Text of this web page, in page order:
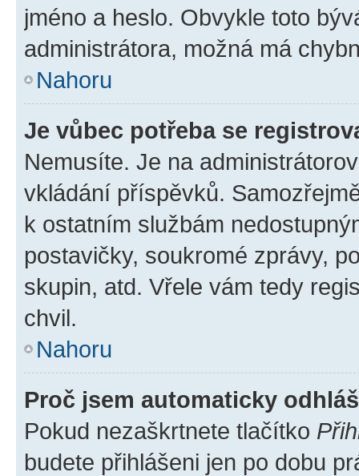
jméno a heslo. Obvykle toto
administrátora, možná má
Nahoru
Je vůbec potřeba se
Nemusíte. Je na
vkládání příspěvků.
k ostatním službám
postavičky, soukromé zprávy,
skupin, atd. Vřele vám tedy
chvil.
Nahoru
Proč jsem automaticky
Pokud nezaškrtnete tlačítko
budete přihlášeni jen po dobu